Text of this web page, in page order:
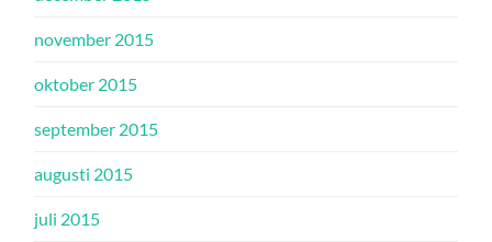
november 2015
oktober 2015
september 2015
augusti 2015
juli 2015